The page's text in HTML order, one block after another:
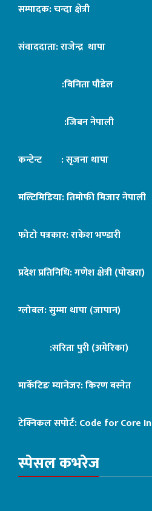
सम्पादक: चन्दा क्षेत्री
संवाददाता: राजेन्द्र थापा
:बिनिता पौडेल
:जिबन नेपाली
कन्टेन्ट : सृजना थापा
मल्टिमिडिया: तिमोफी मिजार नेपाली
फोटो पत्रकार: राकेश भण्डारी
प्रदेश प्रतिनिधि: गणेश क्षेत्री (पोखरा)
ग्लोबल: सुम्मा थापा (जापान)
:सरिता पुरी (अमेरिका)
मार्केटिङ म्यानेजर: किरण बस्नेत
टेक्निकल सपोर्ट:Code for Core
स्पेसल कभरेज